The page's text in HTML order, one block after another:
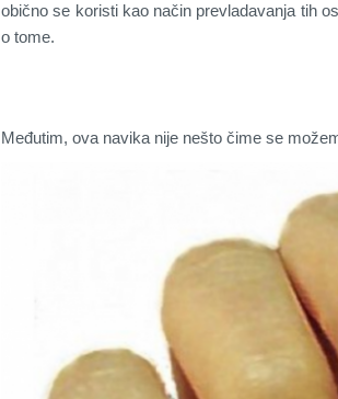
obično se koristi kao način prevladavanja tih
o tome.
Međutim, ova navika nije nešto čime se